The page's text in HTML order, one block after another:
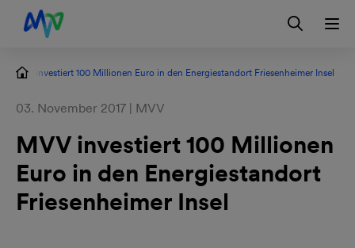
Zur Hauptnavigation springen
Zum Hauptinhalt springen
Zur Footernavigation springen
Kontakt EN Login
MVV investiert 100 Millionen Euro in den Energiestandort Friesenheimer Insel
03. November 2017 | MVV
MVV investiert 100 Millionen
Euro in den Energiestandort
Friesenheimer Insel